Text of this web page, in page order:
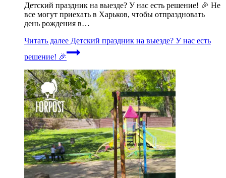
Детский праздник на выезде? У нас есть решение! 🎉 Не
все могут приехать в Харьков, чтобы отпраздновать
день рождения в…
Читать далее Детский праздник на выезде? У нас есть
решение! 🎉